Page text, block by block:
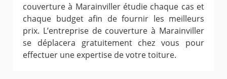
couverture à Marainviller étudie chaque cas et
chaque budget afin de fournir les meilleurs
prix. L’entreprise de couverture à Marainviller
se déplacera gratuitement chez vous pour
effectuer une expertise de votre toiture.